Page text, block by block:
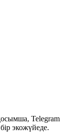
Telegram
экожүйеде.